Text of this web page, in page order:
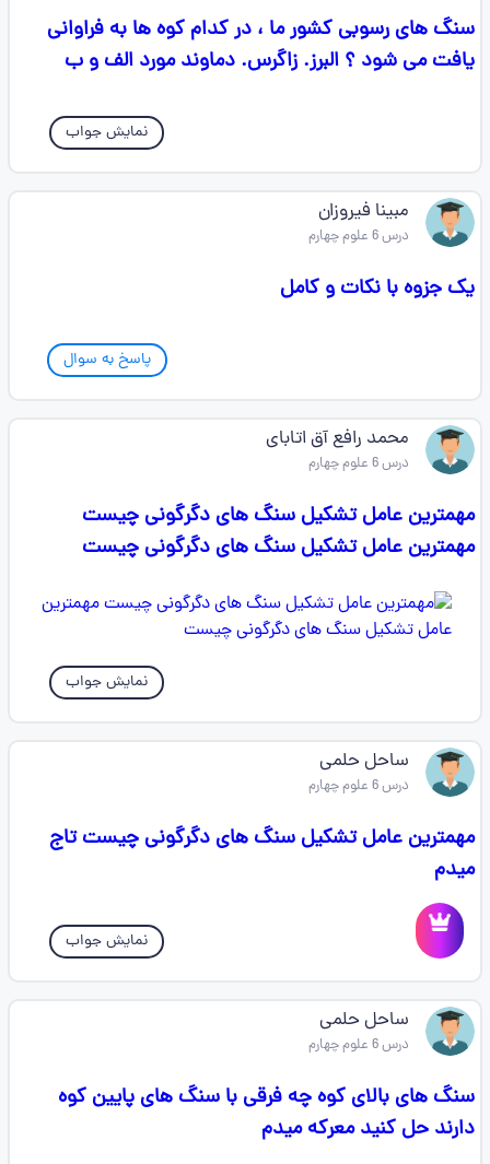
سنگ های رسوبی کشور ما ، در کدام کوه ها به فراوانی
یافت می شود ؟ البرز. زاگرس. دماوند مورد الف و ب
نمایش جواب
مبینا فیروزان
درس 6 علوم چهارم
یک جزوه با نکات و کامل
پاسخ به سوال
محمد رافع آق اتابای
درس 6 علوم چهارم
مهمترین عامل تشکیل سنگ های دگرگونی چیست
مهمترین عامل تشکیل سنگ های دگرگونی چیست
نمایش جواب
ساحل حلمی
درس 6 علوم چهارم
مهمترین عامل تشکیل سنگ های دگرگونی چیست تاج
میدم
نمایش جواب
ساحل حلمی
درس 6 علوم چهارم
سنگ های بالای کوه چه فرقی با سنگ های پایین کوه
دارند حل کنید معرکه میدم